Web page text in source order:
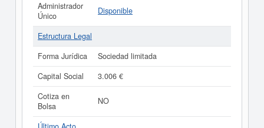
Administrador
Único
Disponible
Estructura Legal
Forma Jurídica
Sociedad limitada
Capital Social
3.006 €
Cotiza en
Bolsa
NO